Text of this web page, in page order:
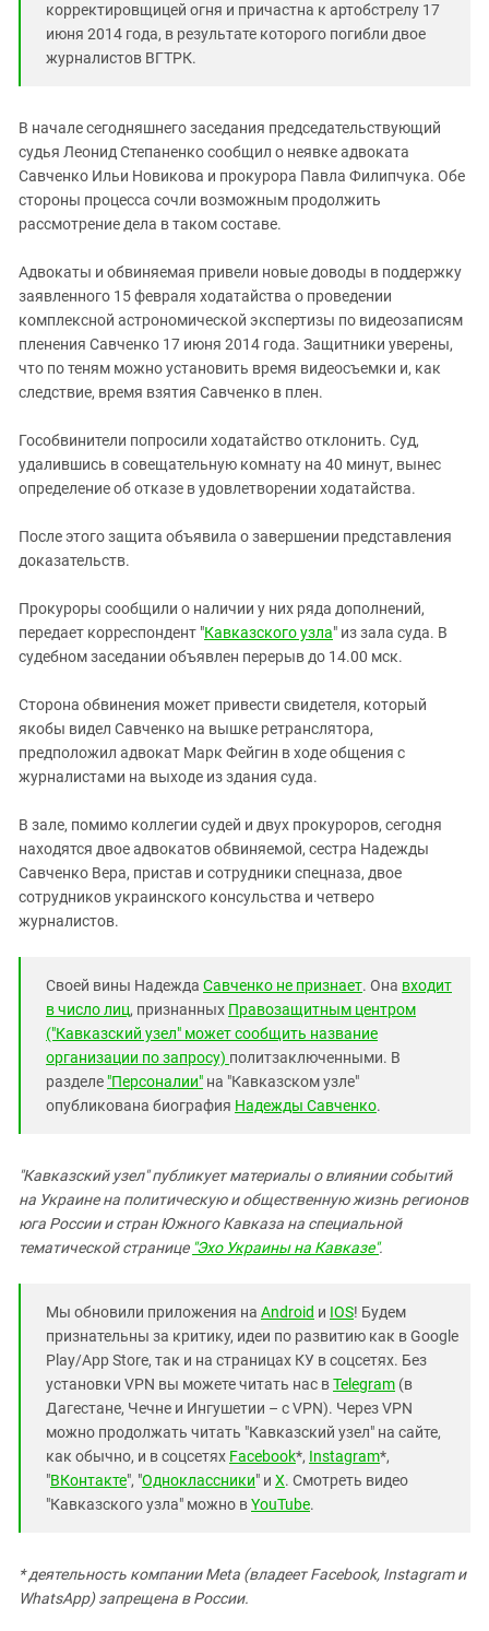
корректировщицей огня и причастна к артобстрелу 17
июня 2014 года, в результате которого погибли двое
журналистов ВГТРК.
В начале сегодняшнего заседания председательствующий
судья Леонид Степаненко сообщил о неявке адвоката
Савченко Ильи Новикова и прокурора Павла Филипчука. Обе
стороны процесса сочли возможным продолжить
рассмотрение дела в таком составе.
Адвокаты и обвиняемая привели новые доводы в поддержку
заявленного 15 февраля ходатайства о проведении
комплексной астрономической экспертизы по видеозаписям
пленения Савченко 17 июня 2014 года. Защитники уверены,
что по теням можно установить время видеосъемки и, как
следствие, время взятия Савченко в плен.
Гособвинители попросили ходатайство отклонить. Суд,
удалившись в совещательную комнату на 40 минут, вынес
определение об отказе в удовлетворении ходатайства.
После этого защита объявила о завершении представления
доказательств.
Прокуроры сообщили о наличии у них ряда дополнений,
передает корреспондент "Кавказского узла" из зала суда. В
судебном заседании объявлен перерыв до 14.00 мск.
Сторона обвинения может привести свидетеля, который
якобы видел Савченко на вышке ретранслятора,
предположил адвокат Марк Фейгин в ходе общения с
журналистами на выходе из здания суда.
В зале, помимо коллегии судей и двух прокуроров, сегодня
находятся двое адвокатов обвиняемой, сестра Надежды
Савченко Вера, пристав и сотрудники спецназа, двое
сотрудников украинского консульства и четверо
журналистов.
Своей вины Надежда Савченко не признает. Она входит
в число лиц, признанных Правозащитным центром
("Кавказский узел" может сообщить название
организации по запросу) политзаключенными. В
разделе "Персоналии" на "Кавказском узле"
опубликована биография Надежды Савченко.
"Кавказский узел" публикует материалы о влиянии событий
на Украине на политическую и общественную жизнь регионов
юга России и стран Южного Кавказа на специальной
тематической странице "Эхо Украины на Кавказе".
Мы обновили приложения на Android и IOS! Будем
признательны за критику, идеи по развитию как в Google
Play/App Store, так и на страницах КУ в соцсетях. Без
установки VPN вы можете читать нас вTelegram (в
Дагестане, Чечне и Ингушетии – с VPN). Через VPN
можно продолжать читать "Кавказский узел" на сайте,
как обычно, и в соцсетях Facebook*, Instagram*,
"ВКонтакте", "Одноклассники" и X. Смотреть видео
"Кавказского узла" можно вYouTube.
* деятельность компании Meta (владеет Facebook, Instagram и
WhatsApp) запрещена в России.